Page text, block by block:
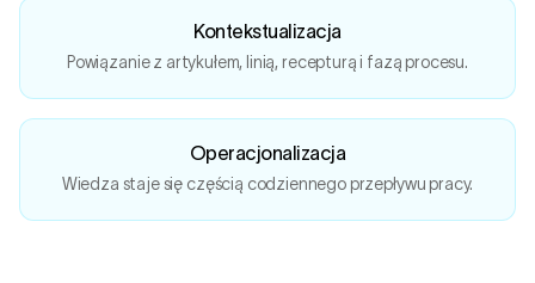
Kontekstualizacja
Powiązanie z artykułem, linią, recepturą i fazą procesu.
Operacjonalizacja
Wiedza staje się częścią codziennego przepływu pracy.